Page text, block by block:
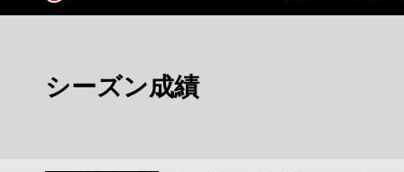
シーズン成績